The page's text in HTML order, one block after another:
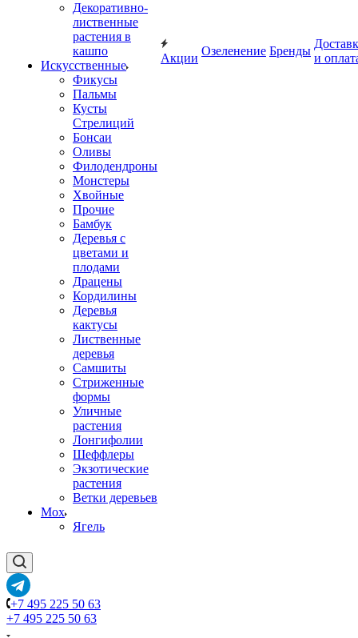
Декоративно-
лиственные
растения в
кашпо
Искусственные
Фикусы
Пальмы
Кусты
Стрелиций
Бонсаи
Оливы
Филодендроны
Монстеры
Хвойные
Прочие
Бамбук
Деревья с
цветами и
плодами
Драцены
Кордилины
Деревья
кактусы
Лиственные
деревья
Самшиты
Стриженные
формы
Уличные
растения
Лонгифолии
Шеффлеры
Экзотические
растения
Ветки деревьев
Мох
Ягель
Акции
Озеленение Бренды
и
+7 495 225 50 63
+7 495 225 50 63